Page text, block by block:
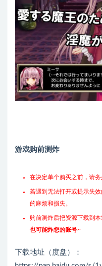
游戏购前测炸
在决定单个购买之前，请
若遇到无法打开或提示失
的麻烦和损失。
购前测炸后把资源下载到
也可能炸您的账号~
下载地址（度盘）：